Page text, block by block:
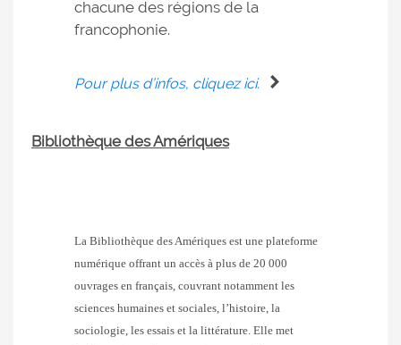
chacune des régions de la
francophonie.
Pour plus d’infos, cliquez ici.
Bibliothèque des Amériques
La Bibliothèque des Amériques est une plateforme
numérique offrant un accès à plus de 20 000
ouvrages en français, couvrant notamment les
sciences humaines et sociales, l’histoire, la
sociologie, les essais et la littérature. Elle met